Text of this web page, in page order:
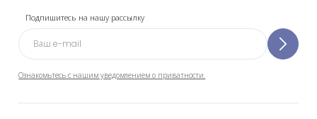
Подпишитесь на нашу рассылку
Ознакомьтесь с нашим уведомлением о приватности.